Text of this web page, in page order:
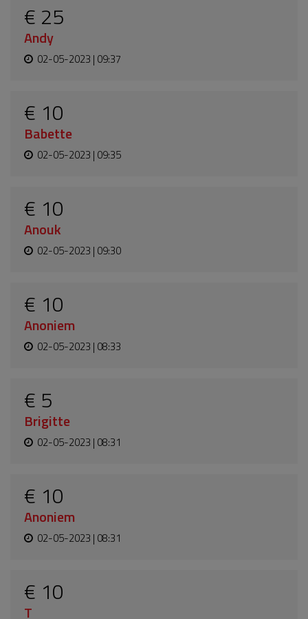
€ 25
Andy
02-05-2023 | 09:37
€ 10
Babette
02-05-2023 | 09:35
€ 10
Anouk
02-05-2023 | 09:30
€ 10
Anoniem
02-05-2023 | 08:33
€ 5
Brigitte
02-05-2023 | 08:31
€ 10
Anoniem
02-05-2023 | 08:31
€ 10
T